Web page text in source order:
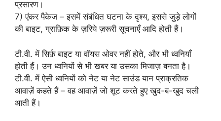
प्रसारण।
7) एंकर पैकेज – इसमें संबंधित घटना के दृश्य, इससे जुड़े लोगों
की बाइट, ग्राफ़िक के ज़रिये ज़रूरी सूचनाएँ आदि होती हैं।
टी.वी. में सिर्फ़ बाइट या वॉयस ओवर नहीं होते, और भी ध्वनियाँ
होती हैं। उन ध्वनियों से भी खबर या उसका मिजाज़ बनता है।
टी.वी. में ऐसी ध्वनियों को नेट या नेट साउंड यान प्राक्रतिक
आवाज़ें कहते हैं – वह आवाज़ें जो शूट करते हुए खुद-ब-खुद चली
आती हैं।